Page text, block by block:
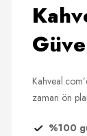
zaman ön
%100